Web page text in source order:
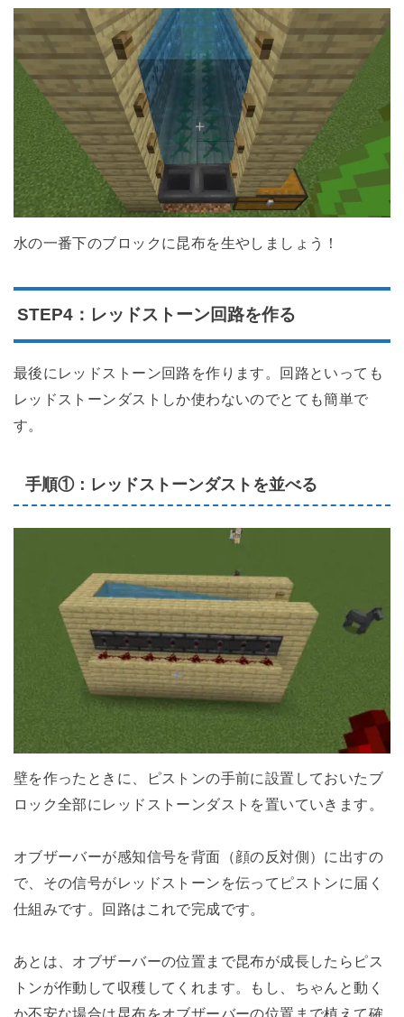
水の一番下のブロックに昆布を生やしましょう！
STEP4：レッドストーン回路を作る
最後にレッドストーン回路を作ります。回路といっても
レッドストーンダストしか使わないのでとても簡単で
す。
手順①：レッドストーンダストを並べる
壁を作ったときに、ピストンの手前に設置しておいたブ
ロック全部にレッドストーンダストを置いていきます。
オブザーバーが感知信号を背面（顔の反対側）に出すの
で、その信号がレッドストーンを伝ってピストンに届く
仕組みです。回路はこれで完成です。
あとは、オブザーバーの位置まで昆布が成長したらピス
トンが作動して収穫してくれます。もし、ちゃんと動く
か不安な場合は昆布をオブザーバーの位置まで植えて確